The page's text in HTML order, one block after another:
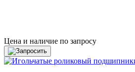
Цена и наличие по запросу